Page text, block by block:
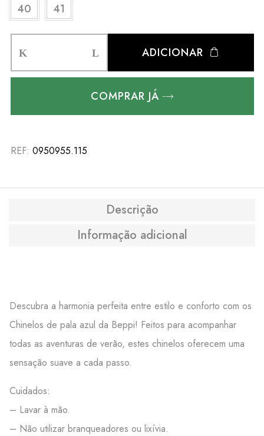
40
41
ADICIONAR
COMPRAR JÁ
REF: 0950955.115
Descrição
Informação adicional
Descubra a harmonia perfeita entre estilo e conforto com os
Chinelos de pala azul da Beppi! Feitos para acompanhar
todas as aventuras de verão, estes chinelos oferecem uma
sensação suave a cada passo.
Cuidados:
– Lavar à mão.
– Não utilizar branqueadores ou lixívia.